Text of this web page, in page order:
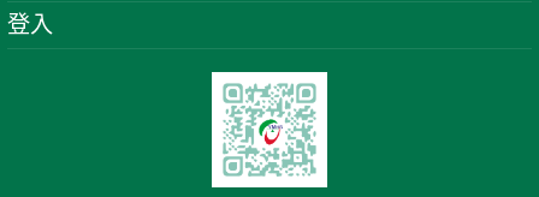
登入